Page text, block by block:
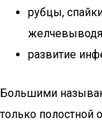
рубцы,
развитие
Большими
только полостной